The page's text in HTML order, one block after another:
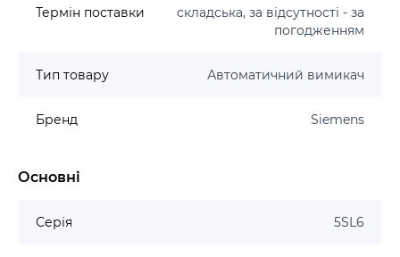
Термін поставки
складська, за відсутності - за
погодженням
Тип товару Автоматичний вимикач
Бренд Siemens
Основні
Серія 5SL6